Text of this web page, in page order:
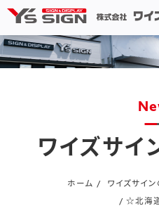
ワイズサイ
ホーム ワイズサイン
☆北海